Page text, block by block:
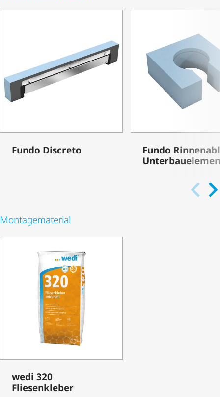
Fundo Discreto
Fundo
Monta­ge­ma­te­rial
wedi 320
Fliesenkleber